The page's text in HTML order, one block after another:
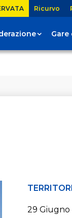
Ricurvo
Gare
29 Giugno